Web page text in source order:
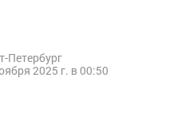
Петербург
2025 г. в 00:50